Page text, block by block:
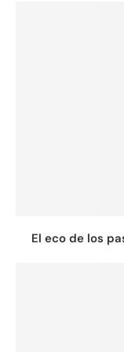
El eco de los